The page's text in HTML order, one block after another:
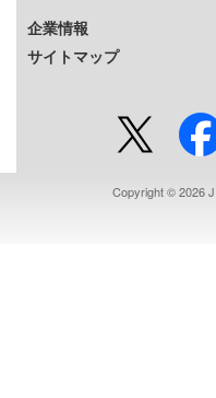
企業情報
サイトマップ
Copyright © 2026